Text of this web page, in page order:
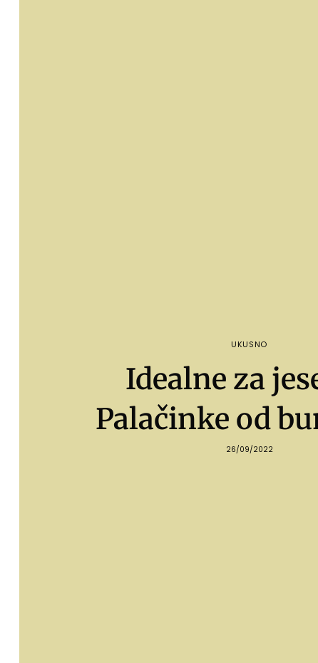
UKUSNO
Idealne za
Palačinke od
26/09/2022